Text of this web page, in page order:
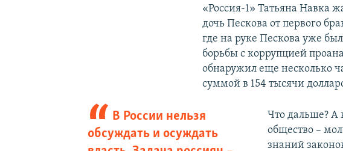
«Россия-1» Татьяна Навка
дочь Пескова от первого
где на руке Пескова уже
борьбы с коррупцией
обнаружил еще несколько
суммой в 154 тысячи
В России нельзя
обсуждать и осуждать
Что дальше? А
общество –
знаний